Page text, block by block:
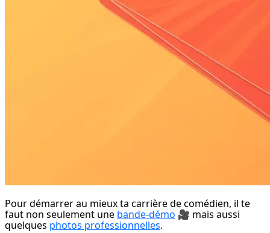
Pour démarrer au mieux ta carrière de comédien, il te
faut non seulement une bande-démo 🎥 mais aussi
quelques photos professionnelles.